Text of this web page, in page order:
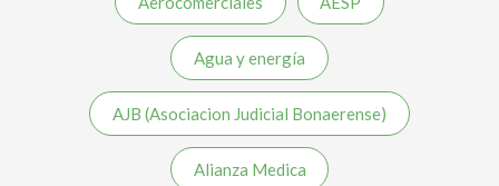
Agua y energía
AJB (Asociacion Judicial Bonaerense)
Alianza Medica